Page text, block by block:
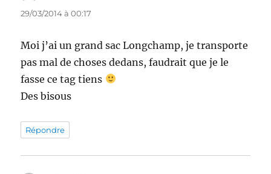
29/03/2014 à 00:17
Moi j’ai un grand sac Longchamp, je transporte
pas mal de choses dedans, faudrait que je le
fasse ce tag tiens
Des bisous
Répondre